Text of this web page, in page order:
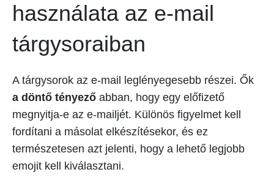
használata az e-mail
tárgysoraiban
A tárgysorok az e-mail leglényegesebb részei. Ők
a döntő tényező abban, hogy egy előfizető
megnyitja-e az e-mailjét. Különös figyelmet kell
fordítani a másolat elkészítésekor, és ez
természetesen azt jelenti, hogy a lehető legjobb
emojit kell kiválasztani.